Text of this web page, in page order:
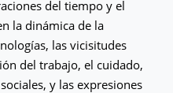
del tiempo y el
la dinámica de la
las vicisitudes
del trabajo, el cuidado,
y las expresiones